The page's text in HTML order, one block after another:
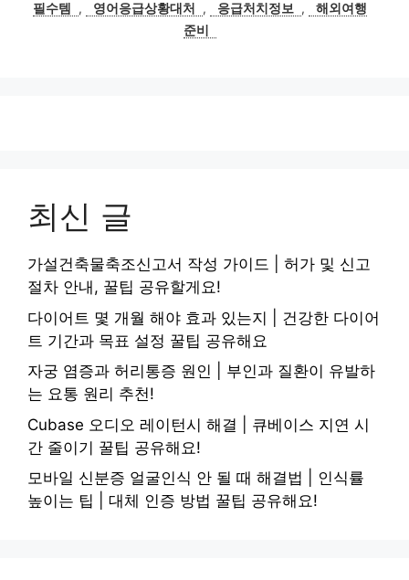
필수템
, 영어응급상황대처 , 응급처치정보 ,
해외여행
준비
최신 글
가설건축물축조신고서 작성 가이드 | 허가 및 신고
절차 안내, 꿀팁 공유할게요!
다이어트 몇 개월 해야 효과 있는지 | 건강한 다이어
트 기간과 목표 설정 꿀팁 공유해요
자궁 염증과 허리통증 원인 | 부인과 질환이 유발하
는 요통 원리 추천!
Cubase 오디오 레이턴시 해결 | 큐베이스 지연 시
간 줄이기 꿀팁 공유해요!
모바일 신분증 얼굴인식 안 될 때 해결법 | 인식률
높이는 팁 | 대체 인증 방법 꿀팁 공유해요!